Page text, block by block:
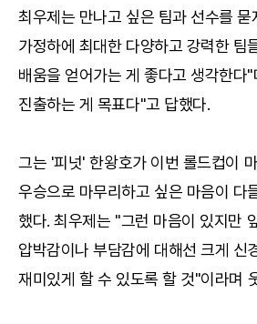
최우제는 만나고 싶은 팀과 선수를
가정하에 최대한 다양하고 강력한 팀
배움을 얻어가는 게 좋다고 생각한다
진출하는 게 목표다"고 답했다.
그는 '피넛' 한왕호가 이번 롤드컵이
우승으로 마무리하고 싶은 마음이 다
했다. 최우제는 "그런 마음이 있지만
압박감이나 부담감에 대해선 크게 신
재미있게 할 수 있도록 할 것"이라며